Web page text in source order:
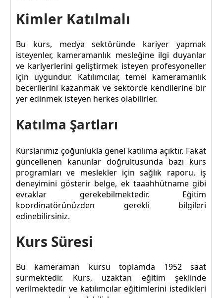
Kimler Katılmalı
Bu kurs, medya sektöründe kariyer yapmak
isteyenler, kameramanlık mesleğine ilgi duyanlar
ve kariyerlerini geliştirmek isteyen profesyoneller
için uygundur. Katılımcılar, temel kameramanlık
becerilerini kazanmak ve sektörde kendilerine bir
yer edinmek isteyen herkes olabilirler.
Katılma Şartları
Kurslarımız çoğunlukla genel katılıma açıktır. Fakat
güncellenen kanunlar doğrultusunda bazı kurs
programları ve meslekler için sağlık raporu, iş
deneyimini gösterir belge, ek taaahhütname gibi
evraklar gerekebilmektedir. Eğitim
koordinatörünüzden gerekli bilgileri
edinebilirsiniz.
Kurs Süresi
Bu kameraman kursu toplamda 1952 saat
sürmektedir. Kurs, uzaktan eğitim şeklinde
verilmektedir ve katılımcılar eğitimlerini istedikleri